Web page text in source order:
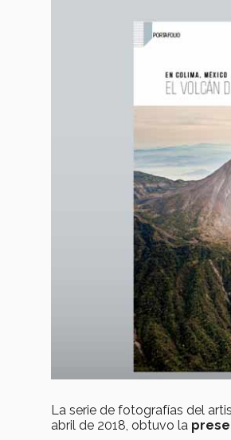
La serie de fotografías del
abril de 2018, obtuvo la